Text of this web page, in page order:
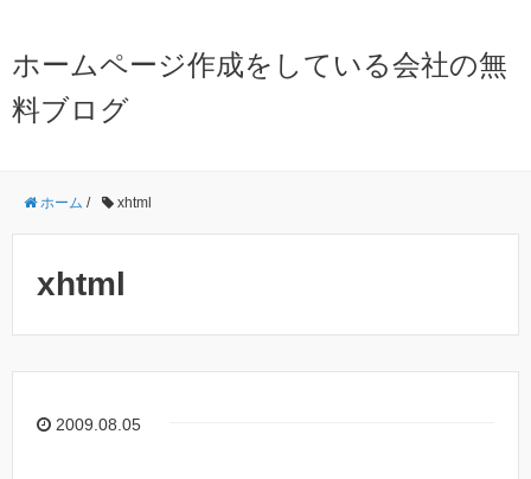
ホームページ作成をしている会社の無
料ブログ
ホーム / xhtml
xhtml
2009.08.05